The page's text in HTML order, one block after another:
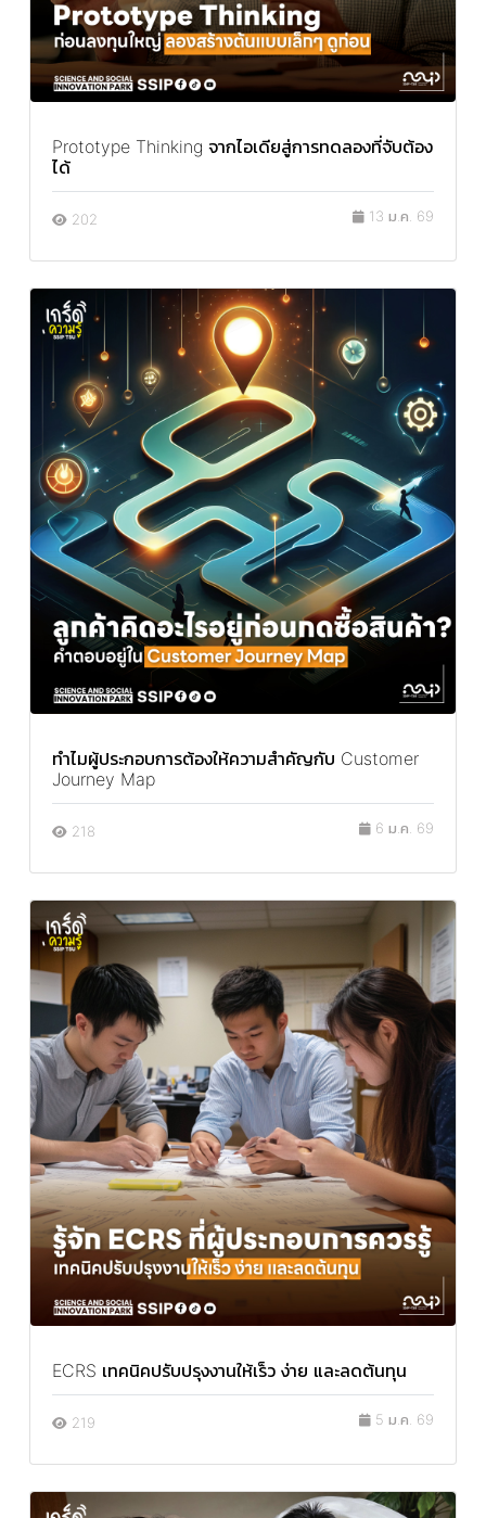
Prototype Thinking จากไอเดียสู่การทดลองที่จับต้อง
ได้
202 13 ม.ค. 69
ทำไมผู้ประกอบการต้องให้ความสำคัญกับ Customer
Journey Map
218 6 ม.ค. 69
ECRS เทคนิคปรับปรุงงานให้เร็ว ง่าย และลดต้นทุน
219 5 ม.ค. 69